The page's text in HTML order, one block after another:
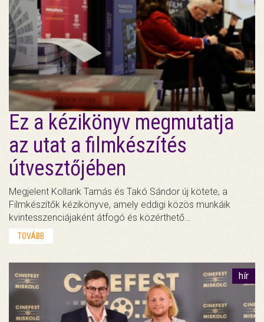
Ez a kézikönyv megmutatja
az utat a filmkészítés
útvesztőjében
Megjelent Kollarik Tamás és Takó Sándor új kötete, a
Filmkészítők kézikönyve, amely eddigi közös munkáik
kvintesszenciájaként átfogó és közérthető…
TOVÁBB
hír